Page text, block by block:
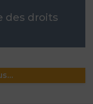
des droits